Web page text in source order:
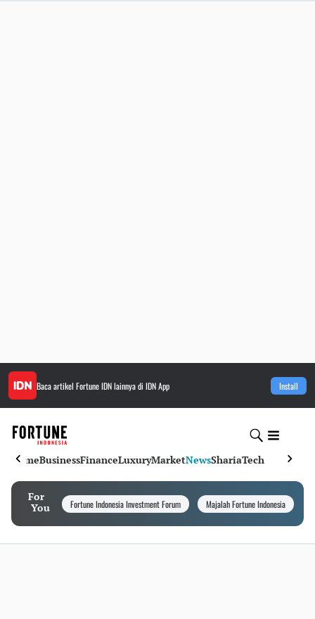
Baca artikel Fortune IDNlainnya di IDN App Install
HomeBusinessFinanceLuxuryMarketNewsShariaTech
For
You
Fortune Indonesia Investment Forum Majalah Fortune Indonesia